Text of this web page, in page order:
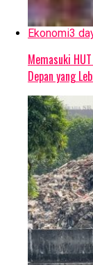
Ekonomi3
Memasuki
Depan yang